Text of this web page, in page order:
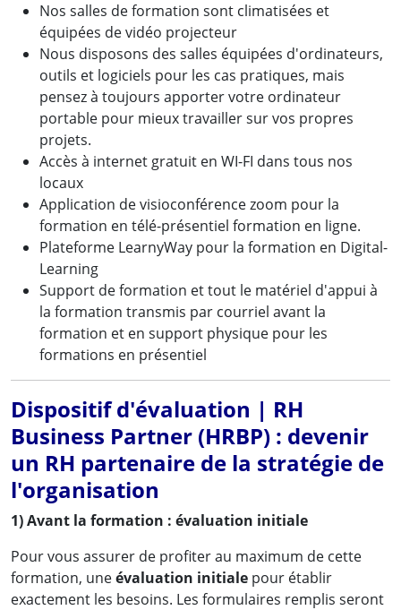
Nos salles de formation sont climatisées et
équipées de vidéo projecteur
Nous disposons des salles équipées d'ordinateurs,
outils et logiciels pour les cas pratiques, mais
pensez à toujours apporter votre ordinateur
portable pour mieux travailler sur vos propres
projets.
Accès à internet gratuit en WI-FI dans tous nos
locaux
Application de visioconférence zoom pour la
formation en télé-présentiel formation en ligne.
Plateforme LearnyWay pour la formation en Digital-
Learning
Support de formation et tout le matériel d'appui à
la formation transmis par courriel avant la
formation et en support physique pour les
formations en présentiel
Dispositif d'évaluation | RH
Business Partner (HRBP) : devenir
un RH partenaire de la stratégie de
l'organisation
1) Avant la formation : évaluation initiale
Pour vous assurer de profiter au maximum de cette
formation, uneévaluation initiale pour établir
exactement les besoins. Les formulaires remplis seront